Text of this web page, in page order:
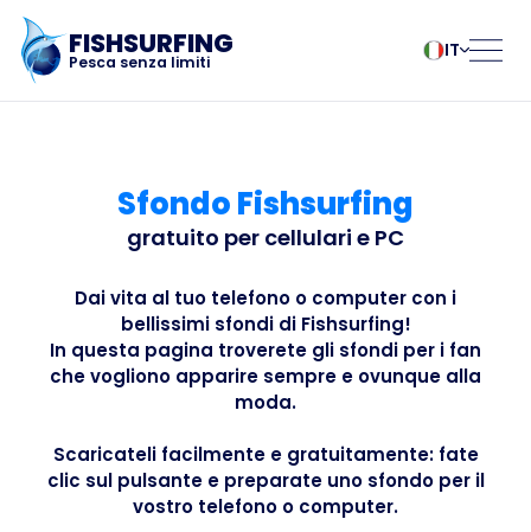
FISHSURFING
Pesca senza limiti
IT
Dansk
Deutsch
Español
Français
Italiano
Magyar
Português
Românesc
Slovenčina
Suomalainen
Svenska
Türk
La casa
Blog
Informazioni
sull'applicazione
Fishsurfing
Sfondo Fishsurfing
gratuito per cellulari e PC
Dai vita al tuo telefono o computer con i
bellissimi sfondi di Fishsurfing!
In questa pagina troverete gli sfondi per i fan
che vogliono apparire sempre e ovunque alla
moda.
Scaricateli facilmente e gratuitamente: fate
clic sul pulsante e preparate uno sfondo per il
vostro telefono o computer.